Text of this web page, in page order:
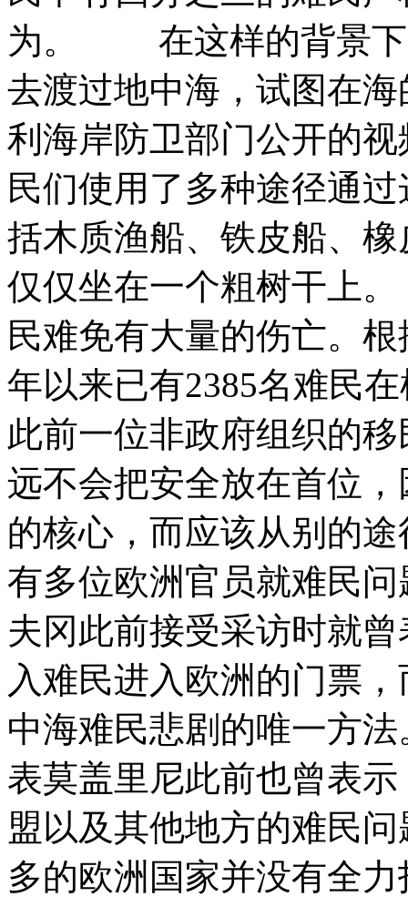
为。 在这样的背景下
去渡过地中海，试图在
利海岸防卫部门公开的
民们使用了多种途径通
括木质渔船、铁皮船、
仅仅坐在一个粗树干
民难免有大量的伤亡。
年以来已有2385名难民
此前一位非政府组织的
远不会把安全放在首位
的核心，而应该从别
有多位欧洲官员就难民
夫冈此前接受采访时就
入难民进入欧洲的门票
中海难民悲剧的唯一方
表莫盖里尼此前也曾表
盟以及其他地方的难
多的欧洲国家并没有全